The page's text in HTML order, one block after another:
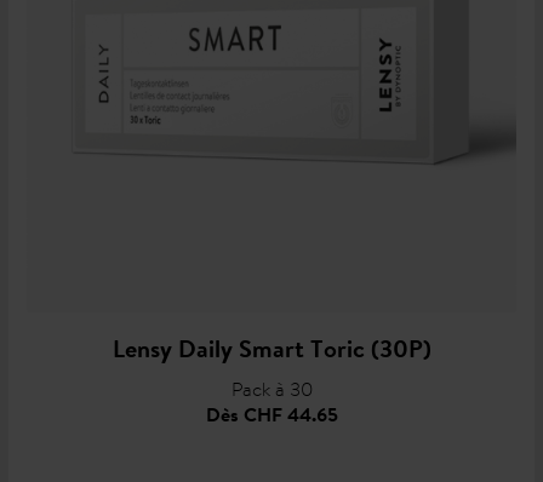
Lensy Daily Smart Toric (30P)
Pack à 30
Dès CHF 44.65